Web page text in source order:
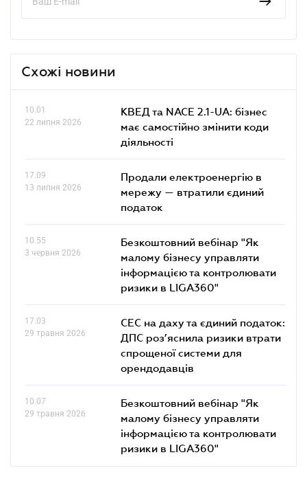
Схожі новини
10.01
22 липня 2026
КВЕД та NACE 2.1-UA: бізнес
має самостійно змінити коди
діяльності
17.09
13 липня 2026
Продали електроенергію в
мережу — втратили єдиний
податок
10.55
3 червня 2026
Безкоштовний вебінар "Як
малому бізнесу управляти
інформацією та контролювати
ризики в LIGA360"
17.03
29 травня 2026
СЕС на даху та єдиний податок:
ДПС роз’яснила ризики втрати
спрощеної системи для
орендодавців
10.07
29 травня 2026
Безкоштовний вебінар "Як
малому бізнесу управляти
інформацією та контролювати
ризики в LIGA360"